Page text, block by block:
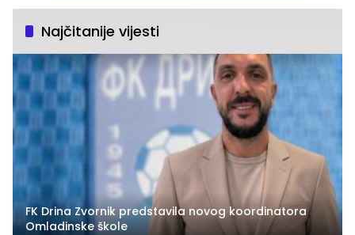
Najčitanije vijesti
FK Drina Zvornik predstavila novog koordinatora
Omladinske škole